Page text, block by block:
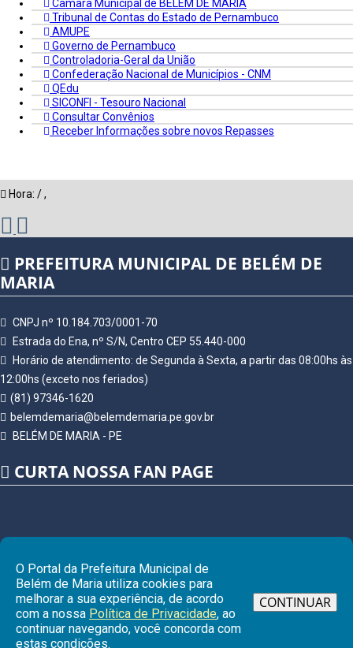
Câmara Municipal de BELÉM DE MARIA
Tribunal de Contas do Estado de Pernambuco
AMUPE
Governo de Pernambuco
Controladoria-Geral da União
Confederação Nacional de Municípios - CNM
QEdu
SICONFI - Tesouro Nacional
Consultar Convênios
Receber Informações sobre novos Repasses
Hora: /,
PREFEITURA MUNICIPAL DE BELÉM DE
MARIA
CNPJ nº 10.184.703/0001-70
Estrada do Ena, nº S/N, Centro CEP 55.440-000
Horário de atendimento: de Segunda à Sexta, a partir das 08:00hs às
12:00hs (exceto nos feriados)
(81) 97346-1620
belemdemaria@belemdemaria.pe.gov.br
BELÉM DE MARIA - PE
CURTA NOSSA FAN PAGE
O Portal da Prefeitura Municipal de
Belém de Maria utiliza cookies para
melhorar a sua experiência, de acordo
com a nossa Política de Privacidade, ao
continuar navegando, você concorda com
estas condições.
CONTINUAR